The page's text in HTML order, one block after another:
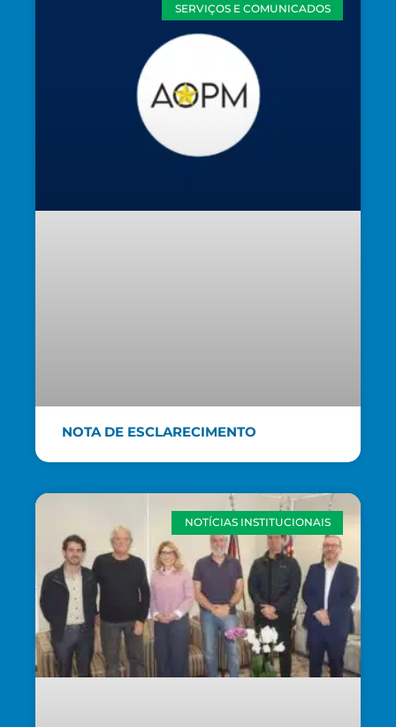
SERVIÇOS E COMUNICADOS
NOTA DE ESCLARECIMENTO
NOTÍCIAS INSTITUCIONAIS